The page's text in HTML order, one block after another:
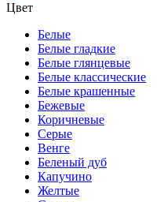
Цвет
Белые
Белые гладкие
Белые глянцевые
Белые классические
Белые крашенные
Бежевые
Коричневые
Серые
Венге
Беленый дуб
Капучино
Желтые